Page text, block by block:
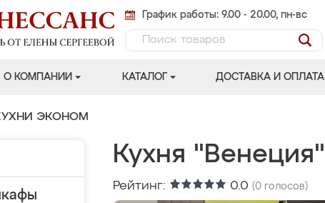
График работы: 9.00 - 20.00, пн-вс
О КОМПАНИИ КАТАЛОГ ДОСТАВКА И ОПЛАТА
ЭКОНОМ
Кухня "Венеция"
Рейтинг: 0.0 (0 голосов)